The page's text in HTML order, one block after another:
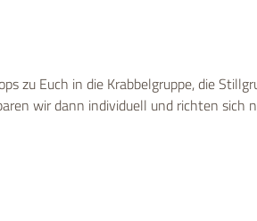
zu Euch in die Krabbelgruppe, die
wir dann individuell und richten sich